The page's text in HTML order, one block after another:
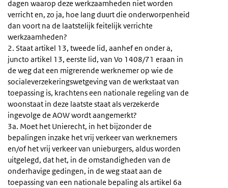
dagen waarop deze werkzaamheden niet worden
verricht en, zo ja, hoe lang duurt die onderworpenheid
dan voort na de laatstelijk feitelijk verrichte
werkzaamheden?
2. Staat artikel 13, tweede lid, aanhef en onder a,
juncto artikel 13, eerste lid, van Vo 1408/71 eraan in
de weg dat een migrerende werknemer op wie de
socialeverzekeringswetgeving van de werkstaat van
toepassing is, krachtens een nationale regeling van de
woonstaat in deze laatste staat als verzekerde
ingevolge de AOW wordt aangemerkt?
3a. Moet het Unierecht, in het bijzonder de
bepalingen inzake het vrij verkeer van werknemers
en/of het vrij verkeer van unieburgers, aldus worden
uitgelegd, dat het, in de omstandigheden van de
onderhavige gedingen, in de weg staat aan de
toepassing van een nationale bepaling als artikel 6a